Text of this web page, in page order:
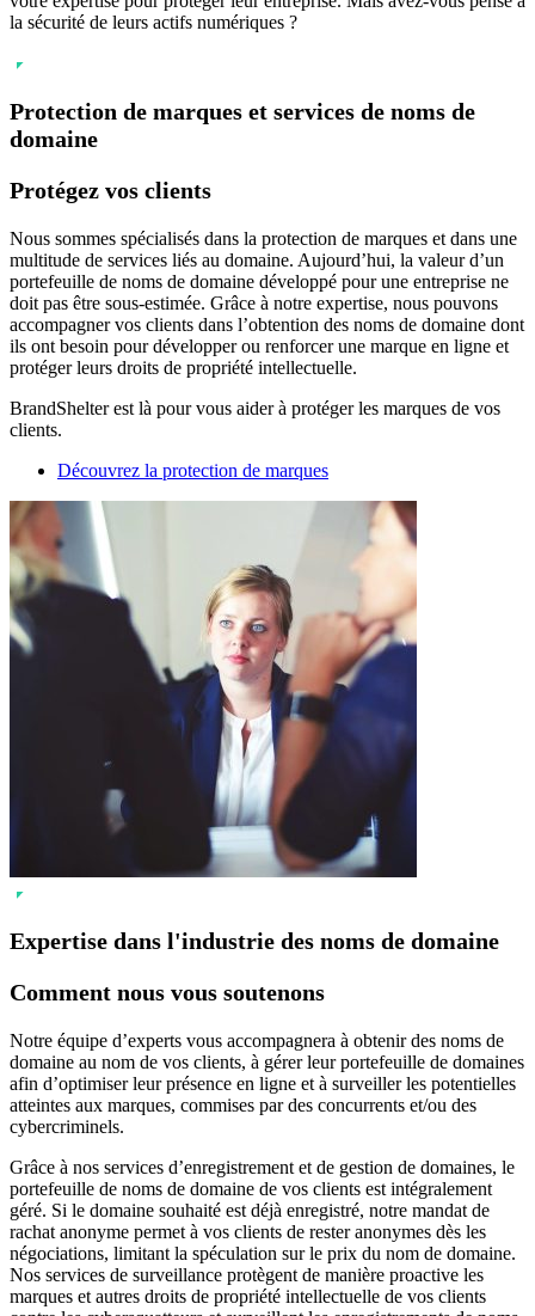
la sécurité de leurs actifs numériques ?
Protection de marques et services de noms de
domaine
Protégez vos clients
Nous sommes spécialisés dans la protection de marques et dans une
multitude de services liés au domaine. Aujourd’hui, la valeur d’un
portefeuille de noms de domaine développé pour une entreprise ne
doit pas être sous-estimée. Grâce à notre expertise, nous pouvons
accompagner vos clients dans l’obtention des noms de domaine dont
ils ont besoin pour développer ou renforcer une marque en ligne et
protéger leurs droits de propriété intellectuelle.
BrandShelter est là pour vous aider à protéger les marques de vos
clients.
Découvrez la protection de marques
Expertise dans l'industrie des noms de domaine
Comment nous vous soutenons
Notre équipe d’experts vous accompagnera à obtenir des noms de
domaine au nom de vos clients, à gérer leur portefeuille de domaines
afin d’optimiser leur présence en ligne et à surveiller les potentielles
atteintes aux marques, commises par des concurrents et/ou des
cybercriminels.
Grâce à nos services d’enregistrement et de gestion de domaines, le
portefeuille de noms de domaine de vos clients est intégralement
géré. Si le domaine souhaité est déjà enregistré, notre mandat de
rachat anonyme permet à vos clients de rester anonymes dès les
négociations, limitant la spéculation sur le prix du nom de domaine.
Nos services de surveillance protègent de manière proactive les
marques et autres droits de propriété intellectuelle de vos clients